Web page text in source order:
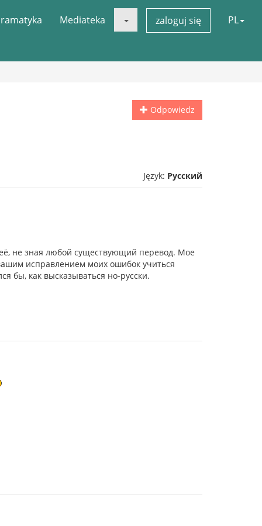
Mediateka zaloguj się PL
Odpowiedz
Język: Русский
не зная любой существующий перевод. Мое
исправлением моих ошибок учиться
бы, как высказываться но-русски.